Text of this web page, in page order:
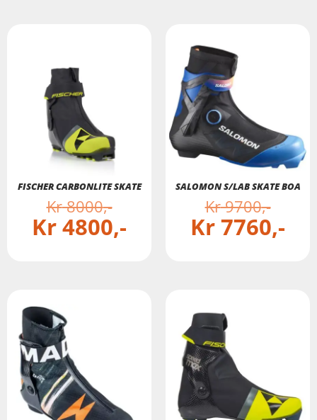
FISCHER CARBONLITE SKATE
Kr8000
Kr4800
SALOMON S/LAB SKATE BOA
Kr9700
Kr7760